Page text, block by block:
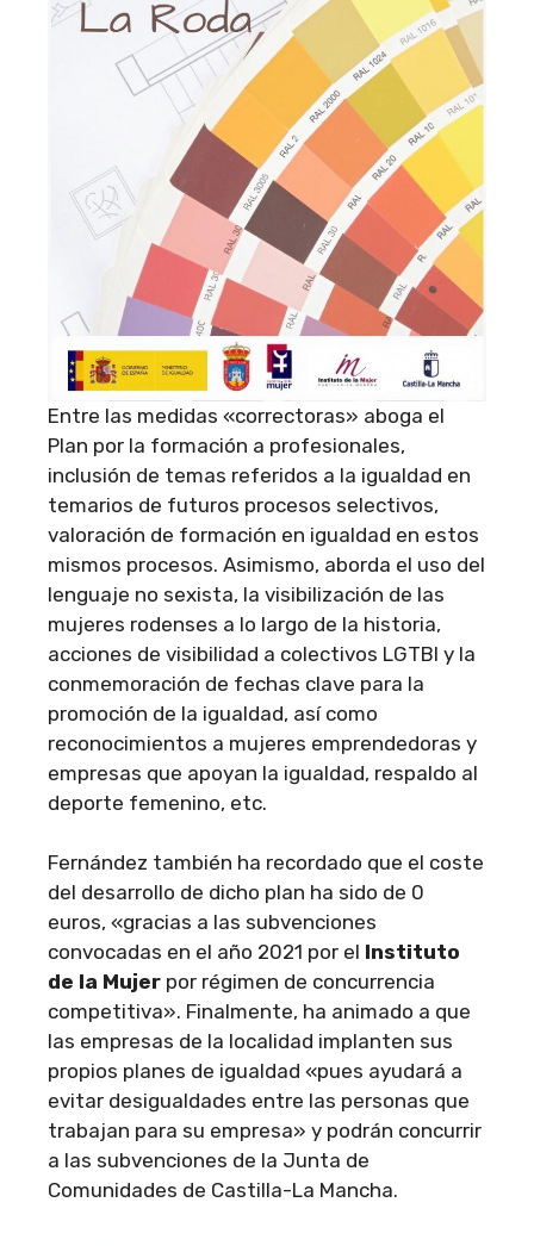
Entre las medidas «correctoras» aboga el
Plan por la formación a profesionales,
inclusión de temas referidos a la igualdad en
temarios de futuros procesos selectivos,
valoración de formación en igualdad en estos
mismos procesos. Asimismo, aborda el uso del
lenguaje no sexista, la visibilización de las
mujeres rodenses a lo largo de la historia,
acciones de visibilidad a colectivos LGTBI y la
conmemoración de fechas clave para la
promoción de la igualdad, así como
reconocimientos a mujeres emprendedoras y
empresas que apoyan la igualdad, respaldo al
deporte femenino, etc.
Fernández también ha recordado que el coste
del desarrollo de dicho plan ha sido de 0
euros, «gracias a las subvenciones
convocadas en el año 2021 por el Instituto
de la Mujer por régimen de concurrencia
competitiva». Finalmente, ha animado a que
las empresas de la localidad implanten sus
propios planes de igualdad «pues ayudará a
evitar desigualdades entre las personas que
trabajan para su empresa» y podrán concurrir
a las subvenciones de la Junta de
Comunidades de Castilla-La Mancha.